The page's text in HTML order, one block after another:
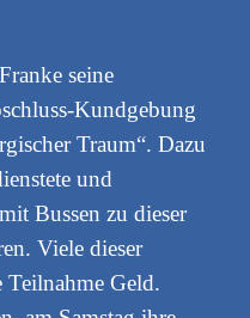
seine
Kundgebung
Traum“. Dazu
und
Bussen zu dieser
Viele dieser
Teilnahme Geld.